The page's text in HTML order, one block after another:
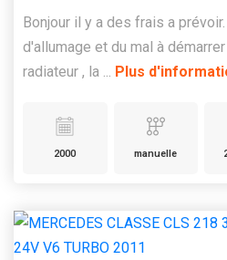
Bonjour il y a des frais a
d'allumage et du mal à
radiateur , la ... Plus
2000 manuelle